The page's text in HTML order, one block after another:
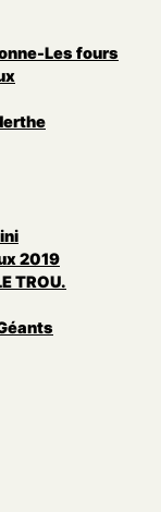
Les fours
2019
TROU.